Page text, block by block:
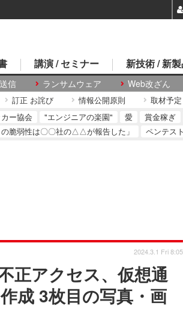
信 ランサムウェア Web改ざん
講演 / セミナー 新技術 / 新
訂正 お詫び 情報公開原則 取材予定
ー協会 "エンジニアの楽園" 愛 賞金稼ぎ
の脆弱性は〇〇社の△△が報告した」
ペンテス
正アクセス、仮想通
成 3枚目の写真・画
2024.3.1 Fri 8:05